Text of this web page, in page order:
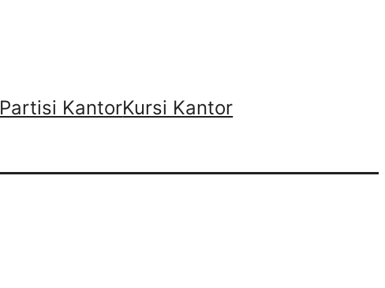
Partisi KantorKursi Kantor